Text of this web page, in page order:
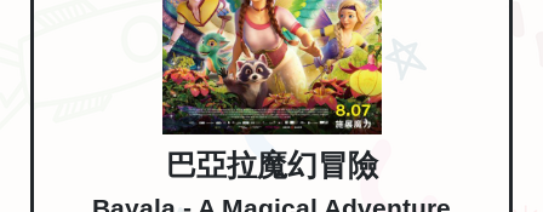
巴亞拉魔幻冒險